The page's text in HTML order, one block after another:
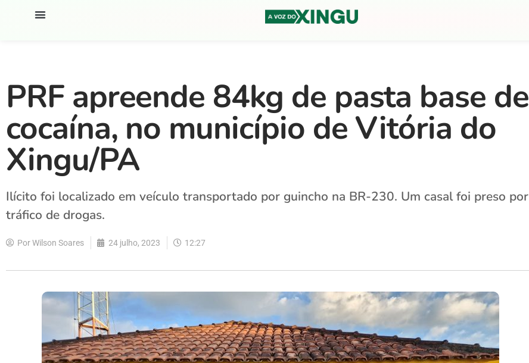
PRF apreende 84kg de pasta base de
cocaína, no município de Vitória do
Xingu/PA
Ilícito foi localizado em veículo transportado por guincho na BR-230. Um casal foi preso por
tráfico de drogas.
PorWilson Soares 24 julho, 2023 12:27